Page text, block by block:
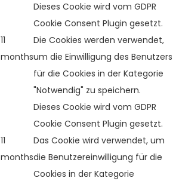
11
months
Dieses Cookie wird vom GDPR
Cookie Consent Plugin gesetzt.
Die Cookies werden verwendet,
um die Einwilligung des Benutzers
für die Cookies in der Kategorie
"Notwendig" zu speichern.
11
months
Dieses Cookie wird vom GDPR
Cookie Consent Plugin gesetzt.
Das Cookie wird verwendet, um
die Benutzereinwilligung für die
Cookies in der Kategorie